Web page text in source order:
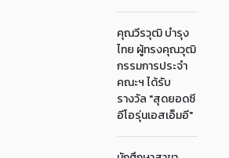
คุณวีรวุฒิ บำรุง
ไทย ผู้ทรงคุณวุฒิ
กรรมการประจำ
คณะฯ ได้รับ
รางวัล "สุดยอดซี
อีโอรุ่นเอสเอ็มอี"